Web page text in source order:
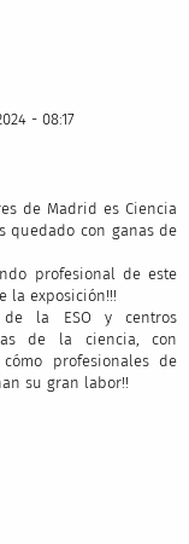
- 08:17
de Madrid es Ciencia
quedado con ganas de
profesional de este
la exposición!!!
la ESO y centros
de la ciencia, con
profesionales de
su gran labor!!